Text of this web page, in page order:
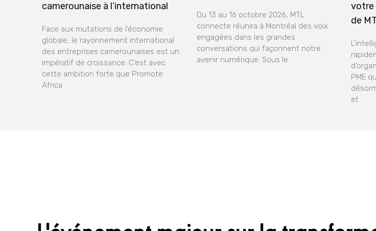
camerounaise à l’international
Face aux mutations de l’économie
globale, le rayonnement international
des entreprises camerounaises est un
impératif de croissance. C’est avec
cette ambition forte que Promote
Africa
Du 13 au 16 octobre 2026, MTL
connecte réunira à Montréal des voix
engagées dans les grandes
conversations qui façonnent notre
avenir numérique. Sous le
votre
de
PME
et